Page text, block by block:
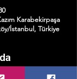
Karabekirpaşa
İstanbul, Türkiye